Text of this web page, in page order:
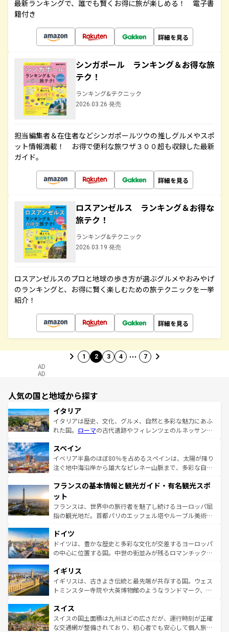
最新ランキングで、誰でも賢くお得に旅が楽しめる！ 電子書
籍付き
詳細を見る
シンガポール ランキング＆お得な旅
テク！
ランキング&テクニック
2026.03.26 発売
担当編集者＆在住者などシンガポールツウの推しグルメやスポ
ット情報満載！ お得で便利な旅ワザ３００超も収録した最新
ガイド。
詳細を見る
ロスアンゼルス ランキング＆お得な
旅テク！
ランキング&テクニック
2026.03.19 発売
ロスアンゼルスのプロと地球の歩き方が選ぶグルメやおみやげ
のランキングと、お得に賢く楽しむための旅テクニックを一挙
紹介！
詳細を見る
1 2 3 4 … 7
AD
AD
人気の国と地域から探す
イタリア
イタリアは歴史、文化、グルメ、自然と多彩な魅力にあふ
れた国。 ローマの古代遺跡やフィレンツェのルネッサンス
ろん、トスカーナの美しい田園風景やアマルフィ海岸の絶
景など、自然景観も見逃せない。観光の合間には、本場の
ピザやパスタなど、絶品のイタリア料理を堪能することも
ませてくれるイタリアで、忘れられない旅をしてみよう！
なお、新着のイタリア情報は
しい。
スペイン
イベリア半島のほぼ80％を占めるスペインは、太陽が降り
注ぐ地中海沿岸から雄大なピレネー山脈まで、多彩な自然
文化が根付くこの国では、情熱的なフラメンコ、熱気あふ
れる闘牛、そして美味しいタパスが生活の一部となってい
る。首都マドリードの洗練された雰囲気や、バルセロナの
アートに溢れた街角から、地方では古代ローマ遺跡や中世
せる。地方によって風土や気候が異なるスペインはその個
性で訪れる人を魅了する。 なお、新着のスペイン情報は コ
ンテンツ一覧を参照してほしい。
フランスの基本情報と観光ガイド・有名観光スポ
ット
フランスは、世界中の旅行者を魅了し続けるヨーロッパ屈
指の観光地だ。首都パリのエッフェル塔やルーブル美術館
で、幅広い魅力が詰まっている。華麗な宮殿、歴史的な大
聖堂、美しいビーチ、そして豊かな自然が、訪れる者を心
から魅了する。また、フランスは美食の国としても知ら
いる。シャンパンの発祥地であるランス、プロヴァンスの
香り高いラベンダー畑など、多彩な楽しみ方が可能だ。さ
らに、パリ以外の地域にも魅力が溢れており、どの街角に
れる地方に足を運ぶとそれぞれで全く異なる文化を体験で
きるだろう。 なお、新着のフランス情報はコンテンツ一覧
を参照してほしい。
ドイツ
ドイツは、豊かな歴史と多彩な文化が交差するヨーロッパ
の中心に位置する国。中世の街並みが残るロマンチック街
顔を持つこの国は、どこを歩いても飽きることがない。ベ
ルリンの文化的活気、バイエルン州のアルプスの絶景、そ
してライン川沿いのワイン畑といった風景は必見。ビール
は、お酒好きな人にはぜひ体験してほしい。 なお、新着の
ドイツ情報はコンテンツ一覧を参照してほしい。
イギリス
イギリスは、古きよき伝統と最先端が共存する国。ウェス
トミンスター寺院や大英博物館のようなランドマーク、歴
リアごとに異なる魅力がある。また、優雅なアフタヌーン
ティー、ビール好きにはたまらない英国パブ、サッカー観
戦など、本場だからこそできる体験も豊富。イギリスを旅
スイス
スイスの国土面積は九州ほどの広さだが、運行時刻が正確
な交通網が整備されており、初心者でも安心して個人旅行